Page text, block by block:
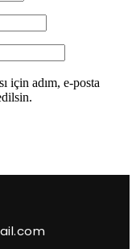
için adım, e-posta